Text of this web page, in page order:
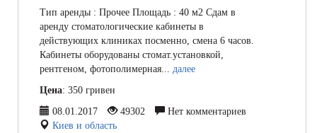
Тип аренды : Прочее Площадь : 40 м2 Сдам в
аренду стоматологические кабинеты в
действующих клиниках посменно, смена 6 часов.
Кабинеты оборудованы стомат.установкой,
рентгеном, фотополимерная... далее
Цена: 350 гривен
08.01.2017
49302
Нет комментариев
Киев и область